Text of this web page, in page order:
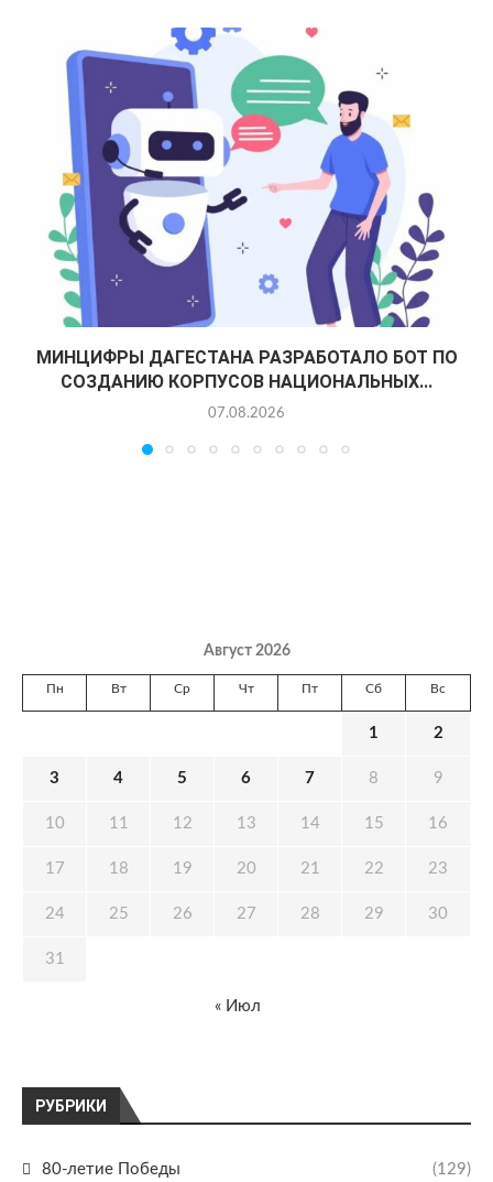
МИНЦИФРЫ ДАГЕСТАНА РАЗРАБОТАЛО БОТ ПО
СОЗДАНИЮ КОРПУСОВ НАЦИОНАЛЬНЫХ...
07.08.2026
РУБРИКИ
80-летие Победы (129)
Август 2026
Пн Вт Ср Чт Пт Сб Вс
1 2
3 4 5 6 7 8 9
10 11 12 13 14 15 16
17 18 19 20 21 22 23
24 25 26 27 28 29 30
31
« Июл